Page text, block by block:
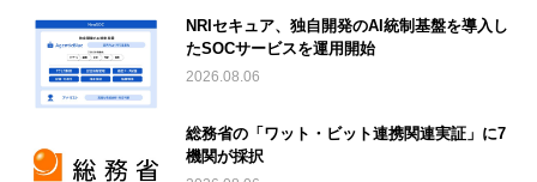
NRIセキュア、独自開発のAI統制基盤を導入し
たSOCサービスを運用開始
2026.08.06
総務省の「ワット・ビット連携関連実証」に7
機関が採択